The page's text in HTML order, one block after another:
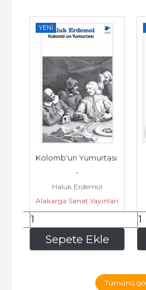
YENI
Sepete Ekle
Kolomb'un Yumurtası
-
Haluk Erdemol
Alakarga Sanat Yayınları
140,00
Tümünü